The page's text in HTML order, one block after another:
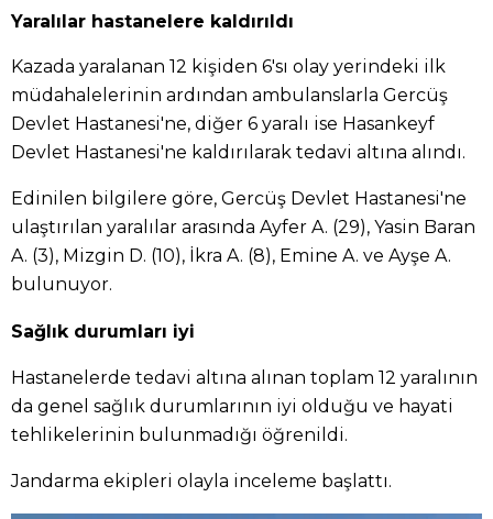
Yaralılar hastanelere kaldırıldı
Kazada yaralanan 12 kişiden 6'sı olay yerindeki ilk
müdahalelerinin ardından ambulanslarla Gercüş
Devlet Hastanesi'ne, diğer 6 yaralı ise Hasankeyf
Devlet Hastanesi'ne kaldırılarak tedavi altına alındı.
Edinilen bilgilere göre, Gercüş Devlet Hastanesi'ne
ulaştırılan yaralılar arasında Ayfer A. (29), Yasin Baran
A. (3), Mizgin D. (10), İkra A. (8), Emine A. ve Ayşe A.
bulunuyor.
Sağlık durumları iyi
Hastanelerde tedavi altına alınan toplam 12 yaralının
da genel sağlık durumlarının iyi olduğu ve hayati
tehlikelerinin bulunmadığı öğrenildi.
Jandarma ekipleri olayla inceleme başlattı.